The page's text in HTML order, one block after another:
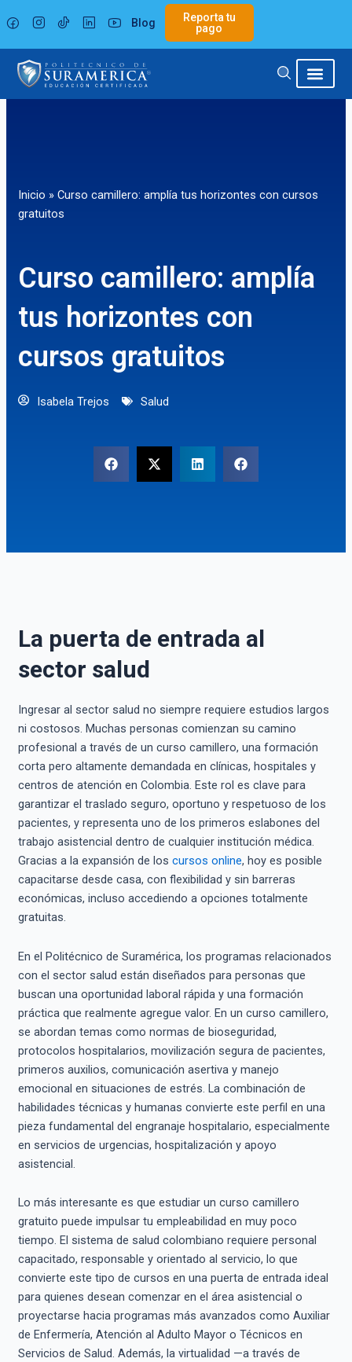
al
contenido
Blog
Reporta tu
pago
Inicio » Curso camillero: amplía tus horizontes con cursos
gratuitos
Curso camillero: amplía
tus horizontes con
cursos gratuitos
Isabela Trejos Salud
La puerta de entrada al
sector salud
Ingresar al sector salud no siempre requiere estudios largos
ni costosos. Muchas personas comienzan su camino
profesional a través de un curso camillero, una formación
corta pero altamente demandada en clínicas, hospitales y
centros de atención en Colombia. Este rol es clave para
garantizar el traslado seguro, oportuno y respetuoso de los
pacientes, y representa uno de los primeros eslabones del
trabajo asistencial dentro de cualquier institución médica.
Gracias a la expansión de los cursos online, hoy es posible
capacitarse desde casa, con flexibilidad y sin barreras
económicas, incluso accediendo a opciones totalmente
gratuitas.
En el Politécnico de Suramérica, los programas relacionados
con el sector salud están diseñados para personas que
buscan una oportunidad laboral rápida y una formación
práctica que realmente agregue valor. En un curso camillero,
se abordan temas como normas de bioseguridad,
protocolos hospitalarios, movilización segura de pacientes,
primeros auxilios, comunicación asertiva y manejo
emocional en situaciones de estrés. La combinación de
habilidades técnicas y humanas convierte este perfil en una
pieza fundamental del engranaje hospitalario, especialmente
en servicios de urgencias, hospitalización y apoyo
asistencial.
Lo más interesante es que estudiar un curso camillero
gratuito puede impulsar tu empleabilidad en muy poco
tiempo. El sistema de salud colombiano requiere personal
capacitado, responsable y orientado al servicio, lo que
convierte este tipo de cursos en una puerta de entrada ideal
para quienes desean comenzar en el área asistencial o
proyectarse hacia programas más avanzados como Auxiliar
de Enfermería, Atención al Adulto Mayor o Técnicos en
Servicios de Salud. Además, la virtualidad —a través de